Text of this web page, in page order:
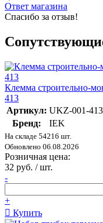
Ответ магазина
Спасибо за отзыв!
Клемма строительно-
413
Артикул: UKZ-001-413
Бренд:
IEK
На складе 54216 шт.
Обновлено 06.08.2026
Розничная цена:
32 руб. / шт.
-
+
Купить